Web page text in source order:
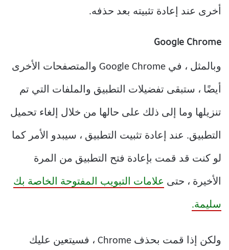
أخرى عند إعادة تثبيته بعد حذفه.
Google Chrome
وبالمثل ، في Google Chrome والمتصفحات الأخرى
أيضًا ، ستبقى تفضيلات التطبيق والملفات التي تم
تنزيلها وما إلى ذلك على حالها من خلال إلغاء تحميل
التطبيق. عند إعادة تثبيت التطبيق ، سيبدو الأمر كما
لو كنت قد قمت بإعادة فتح التطبيق من المرة
الأخيرة ، حتى علامات التبويب المفتوحة الخاصة بك
سليمة.
ولكن إذا قمت بحذف Chrome ، فسيتعين عليك